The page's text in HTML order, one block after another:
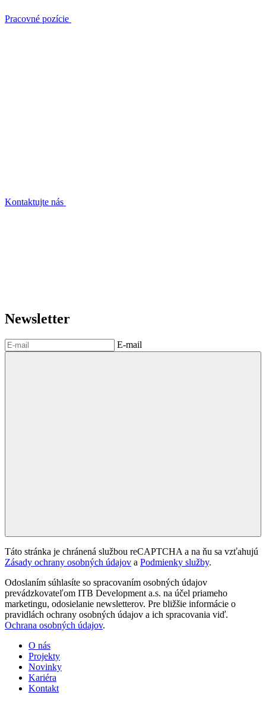
Pracovné pozície
Kontaktujte nás
Newsletter
E-mail
Táto stránka je chránená službou reCAPTCHA a na ňu sa vzťahujú
Zásady ochrany osobných údajov a Podmienky služby.
Odoslaním súhlasíte so spracovaním osobných údajov
prevádzkovateľom ITB Development a.s. na účel priameho
marketingu, odosielanie newsletterov. Pre bližšie informácie o
pravidlách ochrany osobných údajov a ich spracovania viď.
Ochrana osobných údajov.
O nás
Projekty
Novinky
Kariéra
Kontakt